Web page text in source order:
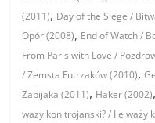
(2011), Day of the Siege /
Opór (2008), End of Watch /
From Paris with Love /
/ Zemsta Futrzaków (2010),
Zabijaka (2011), Haker (2002),
wazy kon trojanski? / Ile waży